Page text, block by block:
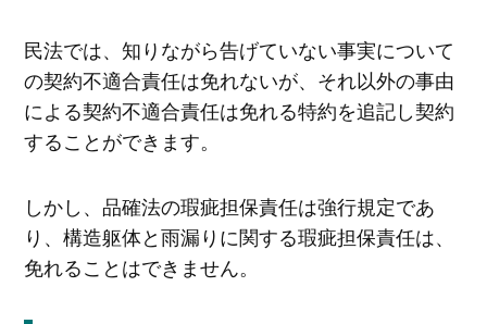
民法では、知りながら告げていない事実について
の契約不適合責任は免れないが、それ以外の事由
による契約不適合責任は免れる特約を追記し契約
することができます。
しかし、品確法の瑕疵担保責任は強行規定であ
り、構造躯体と雨漏りに関する瑕疵担保責任は、
免れることはできません。